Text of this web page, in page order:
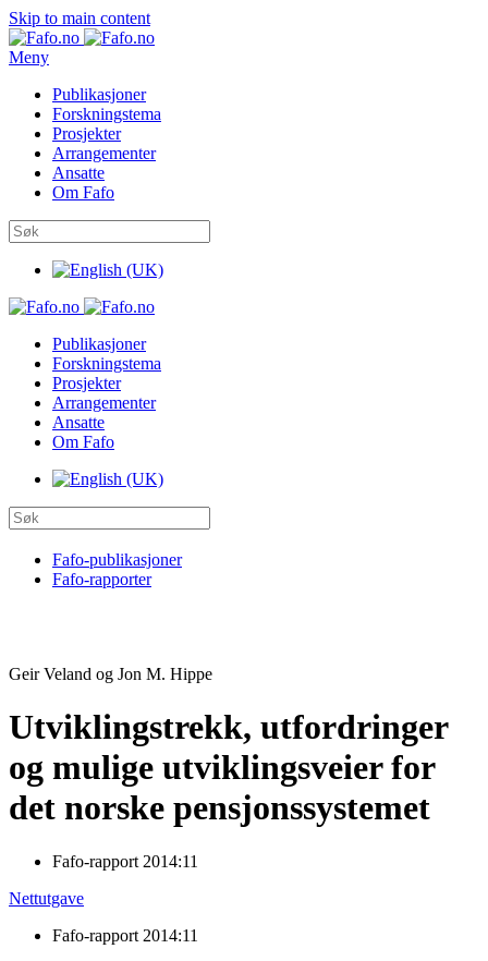
Skip to main content
Meny
Publikasjoner
Forskningstema
Prosjekter
Arrangementer
Ansatte
Om Fafo
Publikasjoner
Forskningstema
Prosjekter
Arrangementer
Ansatte
Om Fafo
Fafo-publikasjoner
Fafo-rapporter
Geir Veland og Jon M. Hippe
Utviklingstrekk, utfordringer
og mulige utviklingsveier for
det norske pensjonssystemet
Fafo-rapport 2014:11
Nettutgave
Fafo-rapport 2014:11